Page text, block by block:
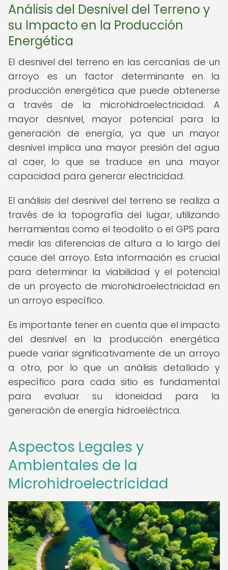
Análisis del Desnivel del Terreno y
su Impacto en la Producción
Energética
El desnivel del terreno en las cercanías de un
arroyo es un factor determinante en la
producción energética que puede obtenerse
a través de la microhidroelectricidad. A
mayor desnivel, mayor potencial para la
generación de energía, ya que un mayor
desnivel implica una mayor presión del agua
al caer, lo que se traduce en una mayor
capacidad para generar electricidad.
El análisis del desnivel del terreno se realiza a
través de la topografía del lugar, utilizando
herramientas como el teodolito o el GPS para
medir las diferencias de altura a lo largo del
cauce del arroyo. Esta información es crucial
para determinar la viabilidad y el potencial
de un proyecto de microhidroelectricidad en
un arroyo específico.
Es importante tener en cuenta que el impacto
del desnivel en la producción energética
puede variar significativamente de un arroyo
a otro, por lo que un análisis detallado y
específico para cada sitio es fundamental
para evaluar su idoneidad para la
generación de energía hidroeléctrica.
Aspectos Legales y
Ambientales de la
Microhidroelectricidad